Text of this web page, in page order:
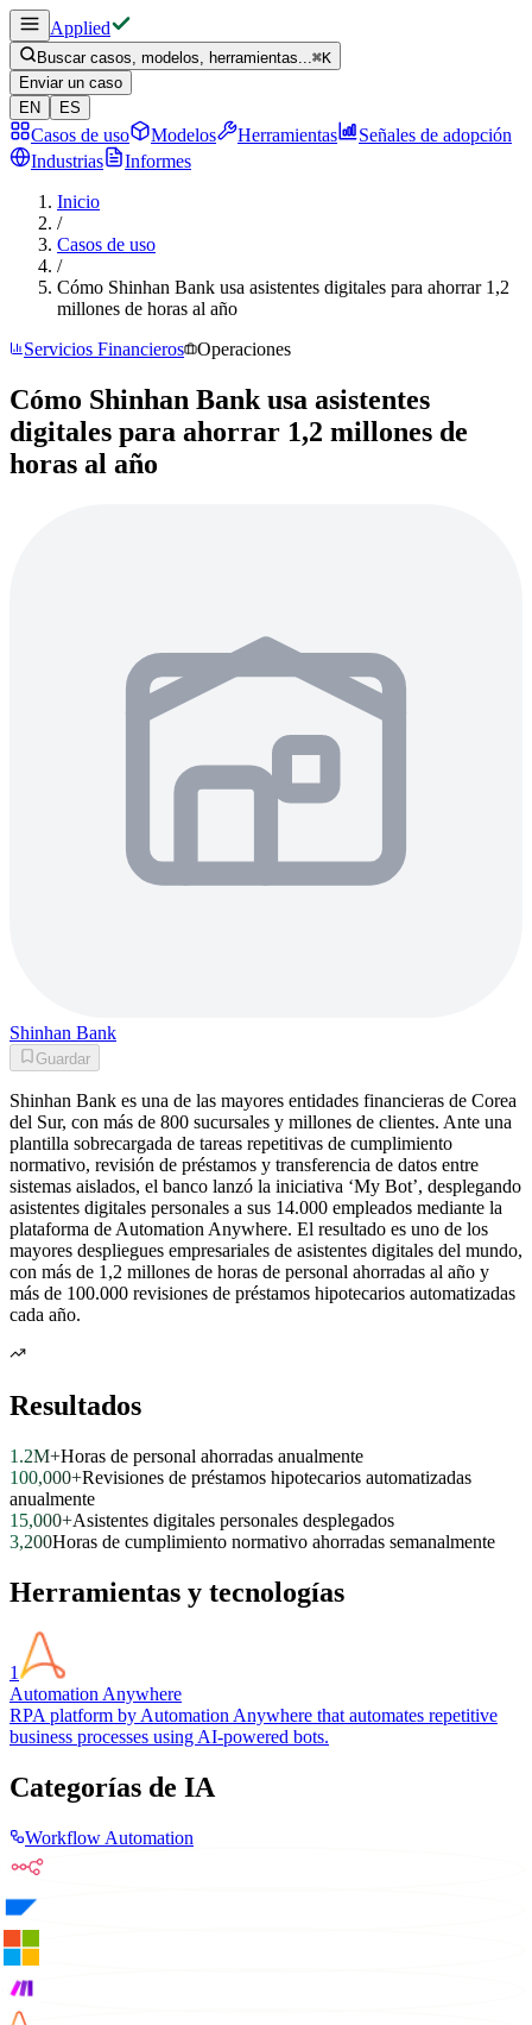
Applied
Buscar casos, modelos, herramientas...⌘K
Enviar un caso
EN
ES
Casos de uso Modelos Herramientas
Señales de adopción
Industrias
Informes
Inicio
/
Casos de uso
/
Cómo Shinhan Bank usa asistentes digitales para ahorrar 1,2
millones de horas al año
Servicios Financieros
Operaciones
Cómo Shinhan Bank usa asistentes
digitales para ahorrar 1,2 millones de
horas al año
Shinhan Bank
Guardar
Shinhan Bank es una de las mayores entidades financieras de Corea
del Sur, con más de 800 sucursales y millones de clientes. Ante una
plantilla sobrecargada de tareas repetitivas de cumplimiento
normativo, revisión de préstamos y transferencia de datos entre
sistemas aislados, el banco lanzó la iniciativa ‘My Bot’, desplegando
asistentes digitales personales a sus 14.000 empleados mediante la
plataforma de Automation Anywhere. El resultado es uno de los
mayores despliegues empresariales de asistentes digitales del mundo,
con más de 1,2 millones de horas de personal ahorradas al año y
más de 100.000 revisiones de préstamos hipotecarios automatizadas
cada año.
Resultados
1.2M+Horas de personal ahorradas anualmente
100,000+Revisiones de préstamos hipotecarios automatizadas
anualmente
15,000+Asistentes digitales personales desplegados
3,200Horas de cumplimiento normativo ahorradas semanalmente
Herramientas y tecnologías
1
Automation Anywhere
RPA platform by Automation Anywhere that automates repetitive
business processes using AI-powered bots.
Categorías de IA
Workflow Automation